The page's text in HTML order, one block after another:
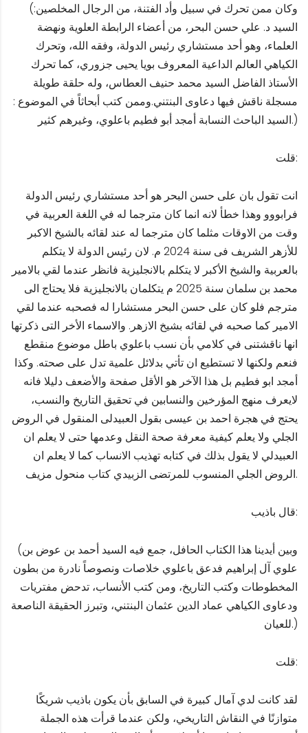
(وكان ممن تحرك في سبيل وأد الفتنة، من الرجال المخلصين:
السيد د. علي حسن البحر، من أعضاء الرابطة العلوية ونهضة
العلماء، وهو أحد مستشاري رئيس الدولة، وفقه الله، وتحرك
الكياهي العالم الداعية المعروف بويا يحيى جزوري، كما تحرك
الأستاذ الفاضل السيد محمد حنيف العطاس، وله حلقة طويلة
مسجلة ناقش فيها دعاوى البنتني.وممن كتب أبحاثاً في الموضوع :
السيد الباحث النسابة أمجد أبو فطيم باعلوي، وغيرهم كثير.)
قلت:
انت تقول بان على حسن البحر هو أحد مستشاري رئيس الدولة
فرابووو وهذا خطأ لانه انما كان مترجما له في اللغة العربية في
وقت من الاوقات مثلما كان مترجما له عند لقائه بالشيخ الاكبر
للأزهر الشريف فى سنة 2024 م. لان رئيس الدولة لا يتكلم
بالعربية والشيخ الأكبر لا يتكلم بالانجليزية فانظر عندما لقي بالامير
محمد بن سلمان سنة 2025 م يتكلمان بالانجليزية فلا يحتاج الى
مترجم فلو كان على حسن البحر مستشارا له فصحبه عندما لقي
الامير كما صحبه في لقائه بشيخ الازهر. والاسماء الأخر التى ذكرتها
انها ناقشتنى في كلامي بأن نسب باعلوي باطل موضوع منقطع
فنعم ولكنها لا تستطيع ان تأتي بدلائل علمية تدل على صحته. وكذا
أمجد ابو فطيم بل هذا الآخر هو الأقل صفحة والأضعف دليلا فانه
لايعرف منهج المؤرخين والنسابين في تحقيق التاريخ والنسب،
يحتج في هجرة احمد بن عيسى بقول العبيدلى المنقول في الروض
الجلي ولا يعلم كيفية معرفة صحة النقل وعدمها حتى لا يعلم ان
العبيدلي لا يقول بذلك في كتابه تهذيب الانساب كما لا يعلم ان
الروض الجلي المنسوب للمرتضى الزبيدي كتاب منحول مزيف.
قال باذيب:
(وبين أيدينا هذا الكتاب الحافل، جمع فيه السيد أحمد بن عوض بن
علوي آل إبراهيم فدعق باعلوي خلاصات ونصوصاً نادرة من بطون
المخطوطات وكتب التاريخ، ومن كتب الأنساب، تدحض مفتريات
ودعاوى الكياهي عماد الدين عثمان البنتني، وتبرز الحقيقة الناصعة
للعيان.)
قلت:
لقد كانت لدي آمال كبيرة في السابق بأن يكون باذيب شريكًا
متوازنًا في النقاش التاريخي، ولكن عندما قرأت هذه الجملة